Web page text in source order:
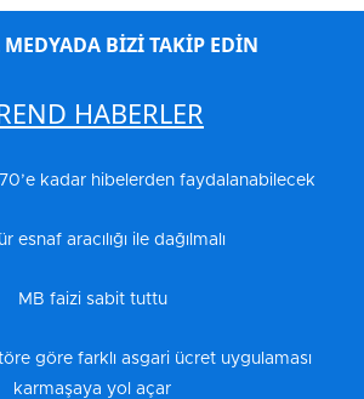
MEDYADA BİZİ TAKİP EDİN
HABERLER
kadar hibelerden faydalanabilecek
esnaf aracılığı ile dağılmalı
MB faizi sabit tuttu
göre farklı asgari ücret uygulaması
karmaşaya yol açar